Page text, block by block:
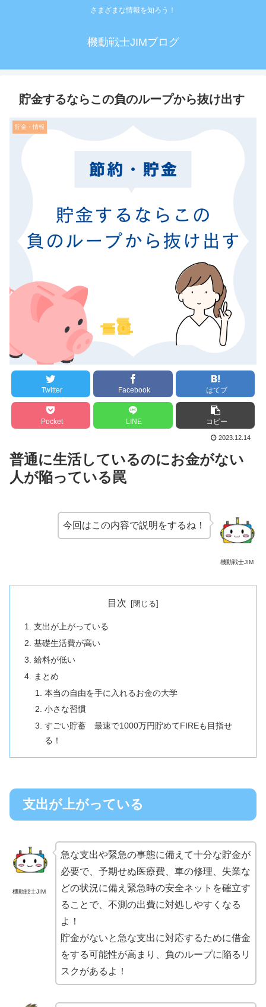
さまざまな情報を知ろう！
機動戦士JIMブログ
貯金するならこの負のループから抜け出す
貯金・情報
Twitter Facebook はてブ
Pocket LINE コピー
2023.12.14
普通に生活しているのにお金がない
人が陥っている罠
機動戦士JIM
今回はこの内容で説明をするね！
目次
支出が上がっている
基礎生活費が高い
給料が低い
まとめ
本当の自由を手に入れるお金の大学
小さな習慣
すごい貯蓄 最速で1000万円貯めてFIREも目指せ
る！
支出が上がっている
機動戦士JIM
急な支出や緊急の事態に備えて十分な貯金が
必要で、予期せぬ医療費、車の修理、失業な
どの状況に備え緊急時の安全ネットを確立す
ることで、不測の出費に対処しやすくなる
よ！
貯金がないと急な支出に対応するために借金
をする可能性が高まり、負のループに陥るリ
スクがあるよ！